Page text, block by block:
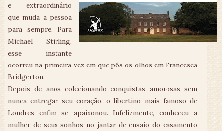
e extraordinário
que muda a pessoa
para sempre. Para
Michael Stirling,
esse instante
ocorreu na primeira vez em que pôs os olhos em Francesca
Bridgerton.
Depois de anos colecionando conquistas amorosas sem
nunca entregar seu coração, o libertino mais famoso de
Londres enfim se apaixonou. Infelizmente, conheceu a
mulher de seus sonhos no jantar de ensaio do casamento